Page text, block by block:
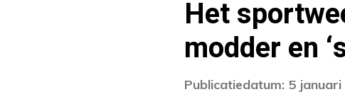
Het
modder en
Publicatiedatum: 5 januari